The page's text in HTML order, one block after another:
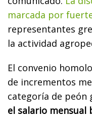
marcada por
representantes
la actividad
El convenio
de incrementos
categoría de peón
el salario mensual